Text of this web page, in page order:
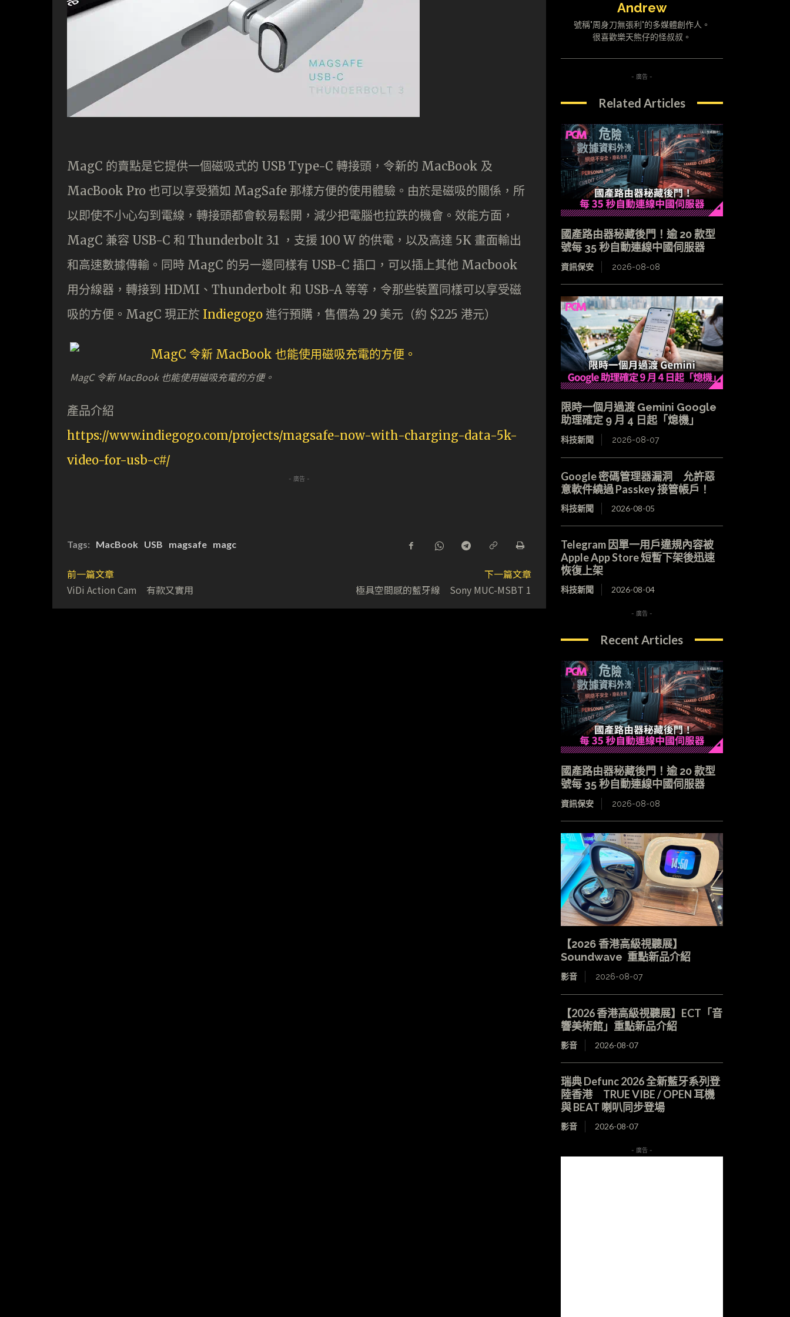
MagC 的賣點是它提供一個磁吸式的 USB Type-C 轉接頭，令新的 MacBook 及
MacBook Pro 也可以享受猶如 MagSafe 那樣方便的使用體驗。由於是磁吸的關係，所
以即使不小心勾到電線，轉接頭都會較易鬆開，減少把電腦也拉跌的機會。效能方面，
MagC 兼容 USB-C 和 Thunderbolt 3.1 ，支援 100 W 的供電，以及高達 5K 畫面輸出
和高速數據傳輸。同時 MagC 的另一邊同樣有 USB-C 插口，可以插上其他 Macbook
用分線器，轉接到 HDMI、Thunderbolt 和 USB-A 等等，令那些裝置同樣可以享受磁
吸的方便。MagC 現正於 Indiegogo 進行預購，售價為 29 美元（約 $225 港元）
MagC 令新 MacBook 也能使用磁吸充電的方便。
產品介紹
https://www.indiegogo.com/projects/magsafe-now-with-charging-data-5k-
video-for-usb-c#/
- 廣告 -
Tags: MacBook USB magsafe magc
前一篇文章
ViDi Action Cam 有款又實用
下一篇文章
極具空間感的藍牙線 Sony MUC-MSBT 1
Andrew
號稱"周身刀無張利"的多媒體創作人。
很喜歡樂天熊仔的怪叔叔。
- 廣告 -
Related Articles
國產路由器秘藏後門！逾 20 款型
號每 35 秒自動連線中國伺服器
資訊保安 2026-08-08
限時一個月過渡 Gemini Google
助理確定 9 月 4 日起「熄機」
科技新聞 2026-08-07
Google 密碼管理器漏洞 允許惡
意軟件繞過 Passkey 接管帳戶！
科技新聞 2026-08-05
Telegram 因單一用戶違規內容被
Apple App Store 短暫下架後迅速
恢復上架
科技新聞 2026-08-04
- 廣告 -
Recent Articles
國產路由器秘藏後門！逾 20 款型
號每 35 秒自動連線中國伺服器
資訊保安 2026-08-08
【2026 香港高級視聽展】
Soundwave 重點新品介紹
影音 2026-08-07
【2026 香港高級視聽展】ECT「音
響美術館」重點新品介紹
影音 2026-08-07
瑞典 Defunc 2026 全新藍牙系列登
陸香港 TRUE VIBE / OPEN 耳機
與 BEAT 喇叭同步登場
影音 2026-08-07
- 廣告 -